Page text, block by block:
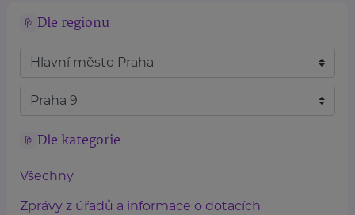
Dle regionu
Dle kategorie
Všechny
Zprávy z úřadů a informace o dotacích